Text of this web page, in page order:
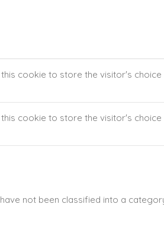
cookie to store the visitor's
cookie to store the visitor's
not been classified into a